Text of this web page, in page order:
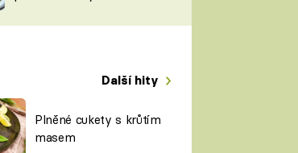
Další hity
Plněné cukety s krůtím
masem